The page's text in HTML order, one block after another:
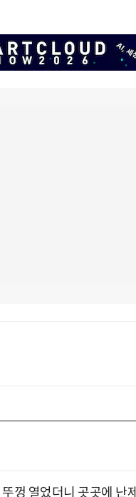
껑 열었더니 곳곳에 난제